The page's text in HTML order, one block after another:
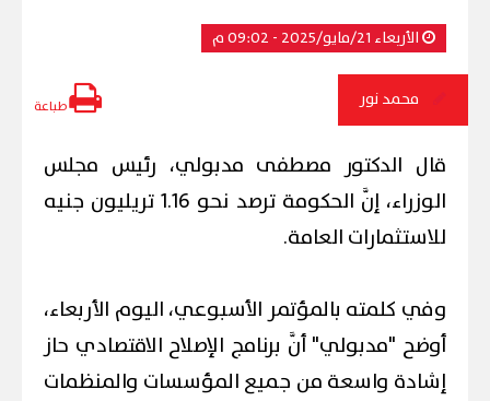
الأربعاء 21/مايو/2025 - 09:02 م
محمد نور طباعة
قال الدكتور مصطفى مدبولي، رئيس مجلس
الوزراء، إنَّ الحكومة ترصد نحو 1.16 تريليون جنيه
للاستثمارات العامة.
وفي كلمته بالمؤتمر الأسبوعي، اليوم الأربعاء،
أوضح "مدبولي" أنَّ برنامج الإصلاح الاقتصادي حاز
إشادة واسعة من جميع المؤسسات والمنظمات